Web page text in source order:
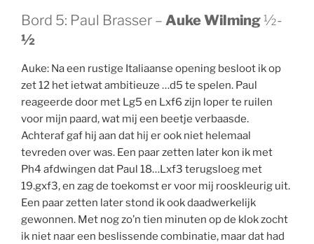
Bord 5: Paul Brasser – Auke Wilming½-
½
Auke: Na een rustige Italiaanse opening besloot ik op
zet 12 het ietwat ambitieuze …d5 te spelen. Paul
reageerde door met Lg5 en Lxf6 zijn loper te ruilen
voor mijn paard, wat mij een beetje verbaasde.
Achteraf gaf hij aan dat hij er ook niet helemaal
tevreden over was. Een paar zetten later kon ik met
Ph4 afdwingen dat Paul 18…Lxf3 terugsloeg met
19.gxf3, en zag de toekomst er voor mij rooskleurig uit.
Een paar zetten later stond ik ook daadwerkelijk
gewonnen. Met nog zo’n tien minuten op de klok zocht
ik niet naar een beslissende combinatie, maar dat had